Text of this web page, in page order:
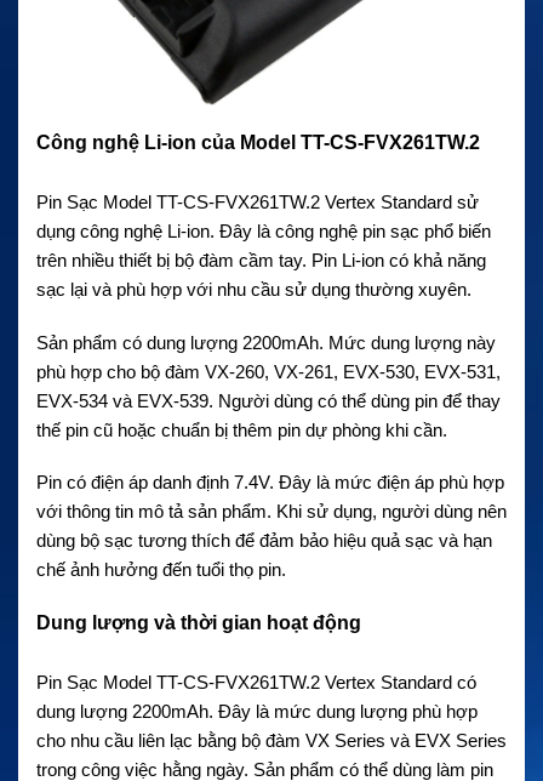
Công nghệ Li-ion của Model TT-CS-FVX261TW.2
Pin Sạc Model TT-CS-FVX261TW.2 Vertex Standard sử
dụng công nghệ Li-ion. Đây là công nghệ pin sạc phổ biến
trên nhiều thiết bị bộ đàm cầm tay. Pin Li-ion có khả năng
sạc lại và phù hợp với nhu cầu sử dụng thường xuyên.
Sản phẩm có dung lượng 2200mAh. Mức dung lượng này
phù hợp cho bộ đàm VX-260, VX-261, EVX-530, EVX-531,
EVX-534 và EVX-539. Người dùng có thể dùng pin để thay
thế pin cũ hoặc chuẩn bị thêm pin dự phòng khi cần.
Pin có điện áp danh định 7.4V. Đây là mức điện áp phù hợp
với thông tin mô tả sản phẩm. Khi sử dụng, người dùng nên
dùng bộ sạc tương thích để đảm bảo hiệu quả sạc và hạn
chế ảnh hưởng đến tuổi thọ pin.
Dung lượng và thời gian hoạt động
Pin Sạc Model TT-CS-FVX261TW.2 Vertex Standard có
dung lượng 2200mAh. Đây là mức dung lượng phù hợp
cho nhu cầu liên lạc bằng bộ đàm VX Series và EVX Series
trong công việc hằng ngày. Sản phẩm có thể dùng làm pin